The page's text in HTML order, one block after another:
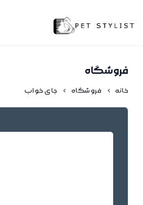
فروشگاه
خانه فروشگاه جای خواب